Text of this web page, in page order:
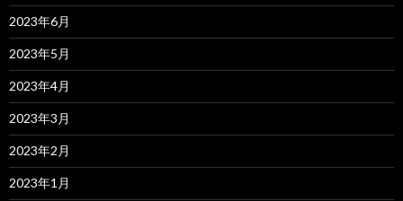
2023年6月
2023年5月
2023年4月
2023年3月
2023年2月
2023年1月